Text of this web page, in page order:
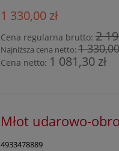
1 330,00 zł
Cena regularna brutto: 2
Najniższa cena netto:1
Cena netto: 1 081,30 zł
Młot udarowo-
4933478889